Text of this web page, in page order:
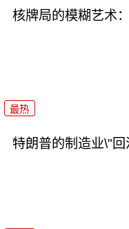
核牌局的模糊艺术
最热
特朗普的制造业\"回